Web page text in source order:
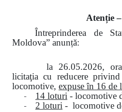
Atenție
Întreprinderea de
Moldova” anunță:
la 26.05.2026,
licitaţia cu reducere
locomotive, expuse în 16 de
- 14 loturi - locomotive
- 2 loturi - locomotive